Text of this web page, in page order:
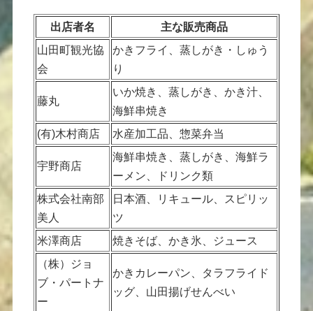
出店者名
主な販売商品
山田町観光協
会
かきフライ、蒸しがき・しゅう
り
藤丸
いか焼き、蒸しがき、かき汁、
海鮮串焼き
(有)木村商店
水産加工品、惣菜弁当
宇野商店
海鮮串焼き、蒸しがき、海鮮ラ
ーメン、ドリンク類
株式会社南部
美人
日本酒、リキュール、スピリッ
ツ
米澤商店
焼きそば、かき氷、ジュース
（株）ジョ
ブ・パートナ
ー
かきカレーパン、タラフライド
ッグ、山田揚げせんべい